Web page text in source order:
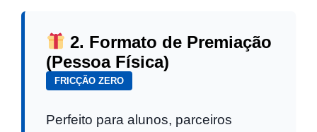
2. Formato de Premiação
(Pessoa Física)
FRICÇÃO ZERO
Perfeito para alunos, parceiros